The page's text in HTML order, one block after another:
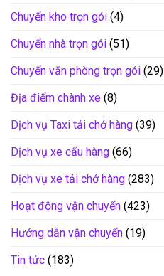
Chuyển kho trọn gói (4)
Chuyển nhà trọn gói (51)
Chuyển văn phòng trọn gói (29)
Địa điểm chành xe (8)
Dịch vụ Taxi tải chở hàng (39)
Dịch vụ xe cẩu hàng (66)
Dịch vụ xe tải chở hàng (283)
Hoạt động vận chuyển (423)
Hướng dẫn vận chuyển (19)
Tin tức (183)